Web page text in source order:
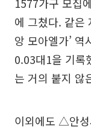
1577가구 모집
에 그쳤다. 같은
앙 모아엘가’
0.03대1을 기록
는 거의 붙지 않
이외에도 △안